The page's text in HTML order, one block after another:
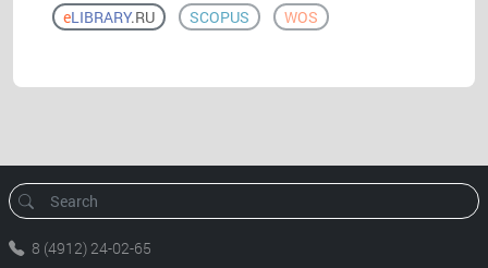
eLIBRARY.RU SCOPUS WOS
8 (4912) 24-02-65